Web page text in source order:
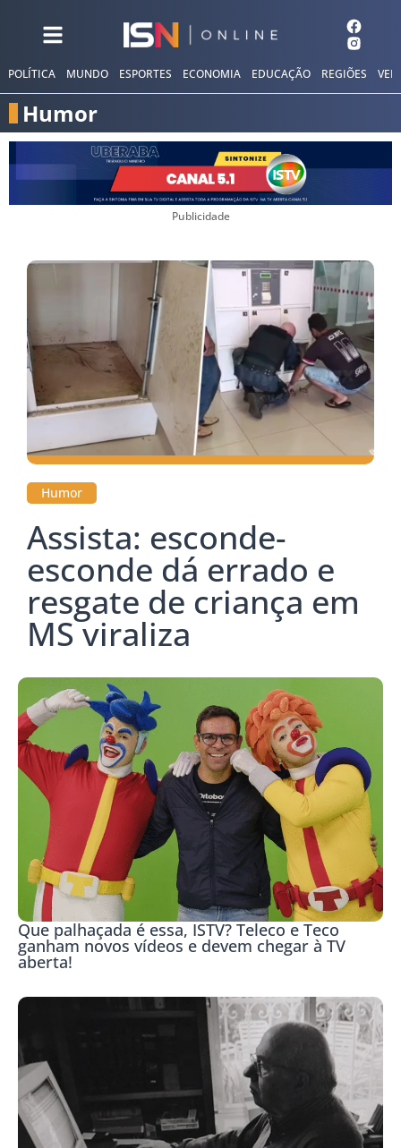
POLÍTICA MUNDO ESPORTES ECONOMIA EDUCAÇÃO REGIÕES
Humor
Publicidade
Humor
Assista: esconde-
esconde dá errado e
resgate de criança em
MS viraliza
Que palhaçada é essa, ISTV? Teleco e Teco
ganham novos vídeos e devem chegar à TV
aberta!